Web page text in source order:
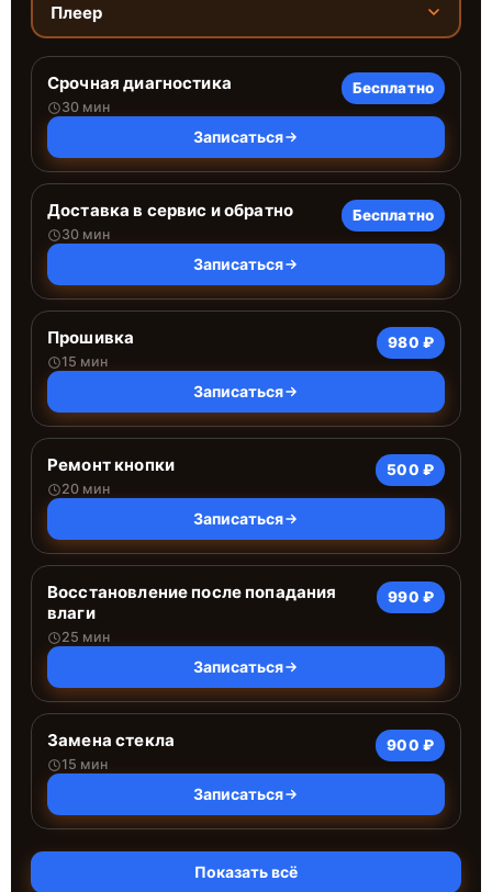
Плеер
Срочная диагностика
30 мин
Бесплатно
Записаться
Доставка в сервис и обратно
30 мин
Бесплатно
Записаться
Прошивка
15 мин
980 ₽
Записаться
Ремонт кнопки
20 мин
500 ₽
Записаться
Восстановление после попадания
влаги
25 мин
990 ₽
Записаться
Замена стекла
15 мин
900 ₽
Записаться
Показать всё